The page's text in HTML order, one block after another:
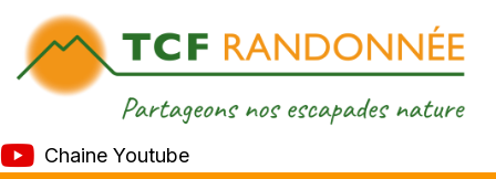
Chaine Youtube